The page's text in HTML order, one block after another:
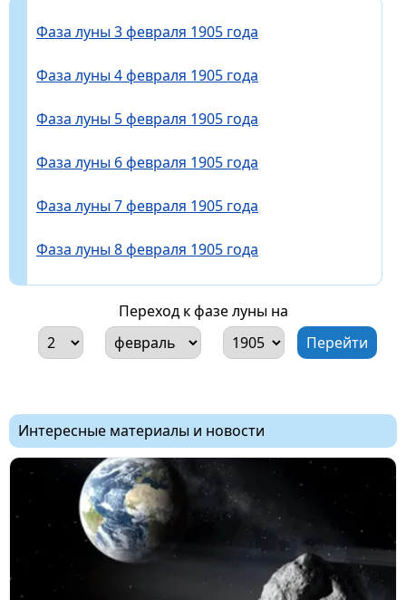
Фаза луны 3 февраля 1905 года
Фаза луны 4 февраля 1905 года
Фаза луны 5 февраля 1905 года
Фаза луны 6 февраля 1905 года
Фаза луны 7 февраля 1905 года
Фаза луны 8 февраля 1905 года
Переход к фазе луны на
Интересные материалы и новости